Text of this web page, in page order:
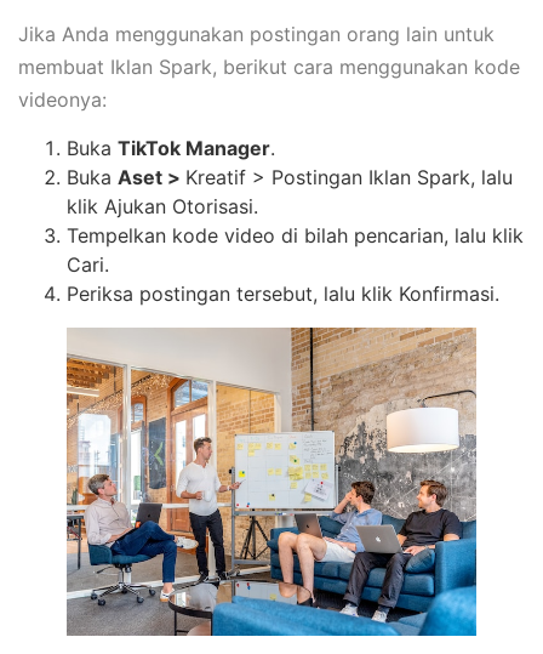
Jika Anda menggunakan postingan orang lain untuk
membuat Iklan Spark, berikut cara menggunakan kode
videonya:
Buka TikTok Manager.
Buka Aset > Kreatif > Postingan Iklan Spark, lalu
klik Ajukan Otorisasi.
​Tempelkan kode video di bilah pencarian, lalu klik
Cari.
​Periksa postingan tersebut, lalu klik Konfirmasi.